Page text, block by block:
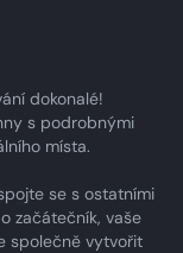
dokonalé!
s podrobnými
místa.
se s ostatními
začátečník, vaše
společně vytvořit